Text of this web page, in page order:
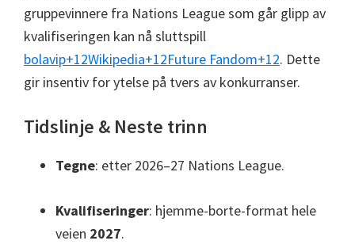
gruppevinnere fra Nations League som går glipp av
kvalifiseringen kan nå sluttspill
bolavip+12Wikipedia+12Future Fandom+12. Dette
gir insentiv for ytelse på tvers av konkurranser.
Tidslinje & Neste trinn
Tegne: etter 2026–27 Nations League.
Kvalifiseringer: hjemme-borte-format hele
veien 2027.